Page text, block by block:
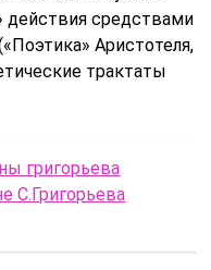
действия средствами
Аристотеля,
трактаты
григорьева
С.Григорьева